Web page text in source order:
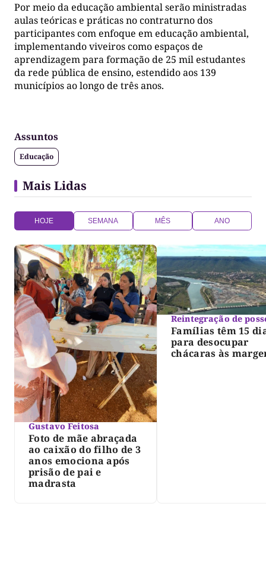
Por meio da educação ambiental serão ministradas
aulas teóricas e práticas no contraturno dos
participantes com enfoque em educação ambiental,
implementando viveiros como espaços de
aprendizagem para formação de 25 mil estudantes
da rede pública de ensino, estendido aos 139
municípios ao longo de três anos.
Assuntos
Educação
Mais Lidas
HOJE SEMANA MÊS ANO
Gustavo Feitosa
Foto de mãe abraçada
ao caixão do filho de 3
anos emociona após
prisão de pai e
madrasta
Reintegração de
Famílias têm 15
para desocupar
chácaras às